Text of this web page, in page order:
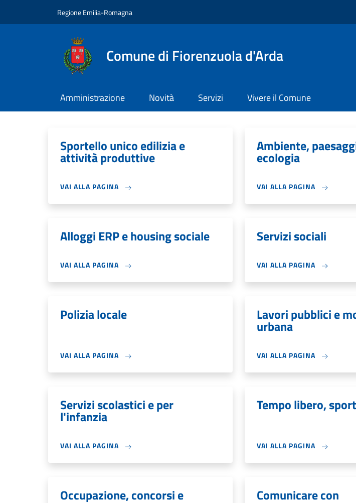
Regione Emilia-Romagna
Comune di Fiorenzuola d'Arda
Amministrazione Novità Servizi Vivere il Comune
Sportello unico edilizia e
attività produttive
VAI ALLA PAGINA
Ambiente,
ecologia
VAI ALLA PAGINA
Alloggi ERP e housing sociale
VAI ALLA PAGINA
Servizi sociali
VAI ALLA PAGINA
Polizia locale
VAI ALLA PAGINA
Lavori pubblici e
urbana
VAI ALLA PAGINA
Servizi scolastici e per
l'infanzia
VAI ALLA PAGINA
Tempo libero,
VAI ALLA PAGINA
Occupazione, concorsi e Comunicare con